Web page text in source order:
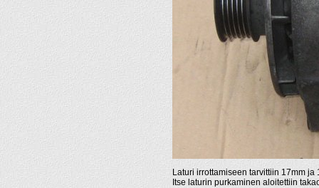
Laturi irrottamiseen tarvittiin 17mm
Itse laturin purkaminen aloitettiin